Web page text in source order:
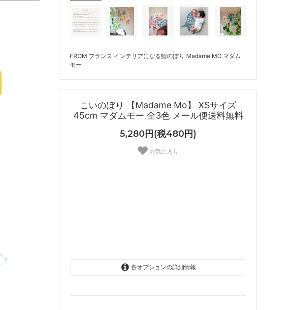
FROM フランス インテリアになる鯉のぼり Madame MO マダム
モー
こいのぼり 【Madame Mo】 XSサイズ
45cm マダムモー 全3色 メール便送料無料
5,280円(税480円)
お気に入り
各オプションの詳細情報